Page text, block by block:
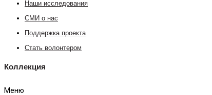
Наши исследования
СМИ о нас
Поддержка проекта
Стать волонтером
Коллекция
Меню